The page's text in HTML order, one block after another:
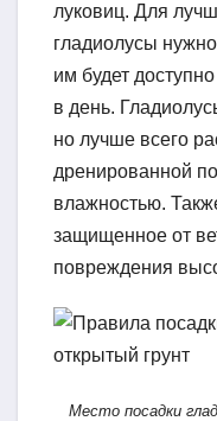
луковиц. Для
гладиолусы
им будет
в день.
но лучше всего
дренированной
влажностью.
защищенное от
повреждения
Место посадки